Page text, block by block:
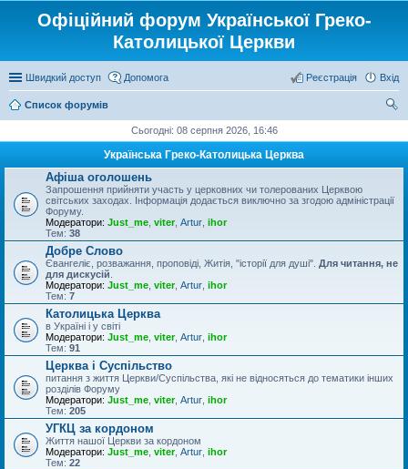
Офіційний форум Української Греко-
Католицької Церкви
Швидкий доступ Допомога Вхід
Реєстрація
Список форумів
Сьогодні: 08 серпня 2026, 16:46
Українська Греко-Католицька Церква
Афіша оголошень
Запрошення прийняти участь у церковних чи толерованих Церквою
світських заходах. Інформація додається виключно за згодою адміністрації
Форуму.
Модератори: Just_me viter, Artur ihor
Тем: 38
Добре Слово
Євангеліє, розважання, проповіді, Житія, "історії для душі". Для читання, не
для дискусій
Модератори: Just_me viter, Artur ihor
Тем: 7
Католицька Церква
в Україні і у світі
Модератори: Just_me viter, Artur ihor
Тем: 91
Церква і Суспільство
питання з життя Церкви/Суспільства, які не відносяться до тематики інших
розділів Форуму
Модератори: Just_me viter, Artur ihor
Тем: 205
УГКЦ за кордоном
Життя нашої Церкви за кордоном
Модератори: Just_me viter, Artur ihor
Тем: 22